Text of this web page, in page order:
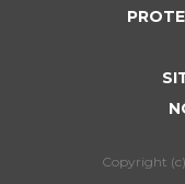
Copyright